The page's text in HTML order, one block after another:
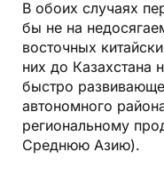
В обоих случаях
бы не на
восточных
них до Казахстана
быстро
автономного
региональному
Среднюю Азию).